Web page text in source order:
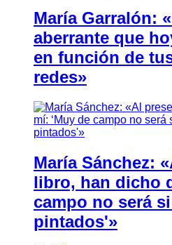
María Garralón:
aberrante que
en función de
redes»
María Sánchez:
libro, han dicho
campo no será
pintados'»